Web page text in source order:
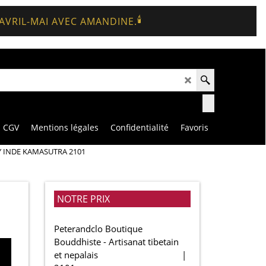
MAI AVEC AMANDINE.🕯️
CGV Mentions légales Confidentialité Favoris
INDE KAMASUTRA 2101
NOTRE PRIX
Peterandclo Boutique
Bouddhiste - Artisanat tibetain
et nepalais